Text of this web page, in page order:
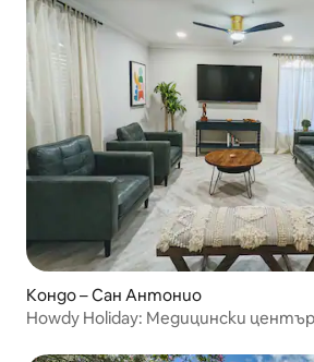
Кондо – Сан Антонио
Howdy Holiday: Медицински център за отдих от